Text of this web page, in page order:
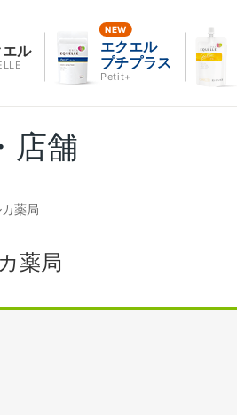
ル
エクエル
プチプラス
Petit+
店舗
薬局
薬局